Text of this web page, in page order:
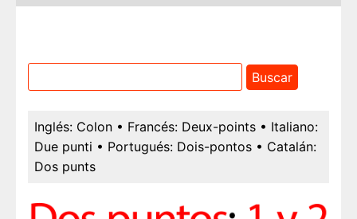
Inglés: Colon • Francés: Deux-points • Italiano:
Due punti • Portugués: Dois-pontos • Catalán:
Dos punts